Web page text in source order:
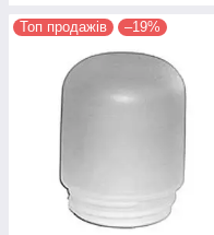
Топ продажів –19%